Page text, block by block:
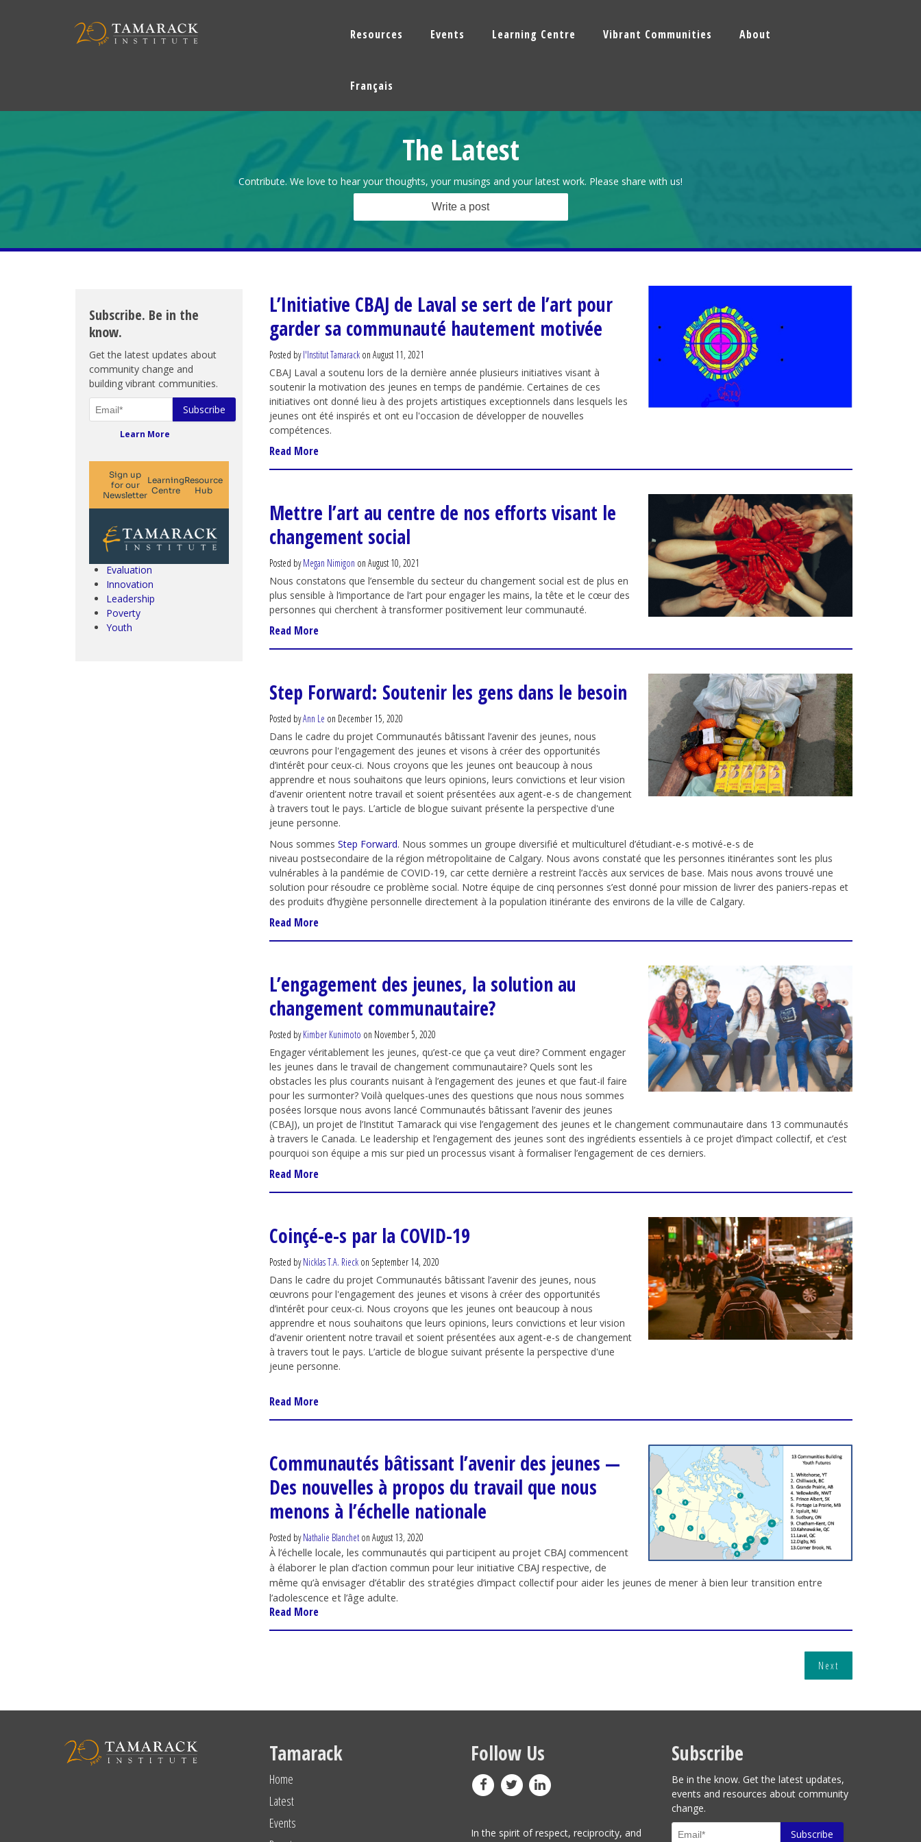
Resources Events Learning Centre Vibrant Communities About
Français
The Latest
Contribute. We love to hear your thoughts, your musings and your latest work. Please share with us!
Write a post
Subscribe. Be in the
know.
Get the latest updates about
community change and
building vibrant communities.
Learn More
Climate Change & SDGs
Collective Impact
Community Engagement
Community Development
Evaluation
Innovation
Leadership
Poverty
Youth
L’Initiative CBAJ de Laval se sert de l’art pour
garder sa communauté hautement motivée
Posted byl'Institut Tamarack on August 11, 2021
CBAJ Laval a soutenu lors de la dernière année plusieurs initiatives visant à
soutenir la motivation des jeunes en temps de pandémie. Certaines de ces
initiatives ont donné lieu à des projets artistiques exceptionnels dans lesquels les
jeunes ont été inspirés et ont eu l'occasion de développer de nouvelles
compétences.
Read More
Mettre l’art au centre de nos efforts visant le
changement social
Posted byMegan Nimigon on August 10, 2021
Nous constatons que l’ensemble du secteur du changement social est de plus en
plus sensible à l’importance de l’art pour engager les mains, la tête et le cœur des
personnes qui cherchent à transformer positivement leur communauté.
Read More
Step Forward: Soutenir les gens dans le besoin
Posted byAnn Le on December 15, 2020
Dans le cadre du projet Communautés bâtissant l’avenir des jeunes, nous
œuvrons pour l'engagement des jeunes et visons à créer des opportunités
d’intérêt pour ceux-ci. Nous croyons que les jeunes ont beaucoup à nous
apprendre et nous souhaitons que leurs opinions, leurs convictions et leur vision
d’avenir orientent notre travail et soient présentées aux agent-e-s de changement
à travers tout le pays. L’article de blogue suivant présente la perspective d'une
jeune personne.
Nous sommesStep Forward. Nous sommes un groupe diversifié et multiculturel d’étudiant-e-s motivé-e-s de
niveau postsecondaire de la région métropolitaine de Calgary. Nous avonsconstaté que les personnesitinérantes sont les plus
vulnérables à la pandémie de COVID-19, car cette dernière a restreintl’accès aux services de base. Mais nous avons trouvé une
solution pour résoudre ce problème social. Notre équipe de cinq personnes s’est donné pour mission de livrer des paniers-repas et
des produits d’hygiène personnelle directementà la population itinérante des environs de la ville de Calgary.
Read More
L’engagement des jeunes, la solution au
changement communautaire?
Posted byKimber Kunimoto on November 5, 2020
Engager véritablement les jeunes, qu’est-ce que ça veut dire? Comment engager
les jeunes dans le travail de changement communautaire? Quels sont les
obstacles les plus courants nuisant à l’engagement des jeunes et que faut-il faire
pour les surmonter? Voilà quelques-unes des questions que nous nous sommes
posées lorsque nous avons lancé Communautés bâtissant l’avenir des jeunes
(CBAJ), un projet de l’Institut Tamarack qui vise l’engagement des jeunes et le changement communautaire dans 13 communautés
à travers le Canada. Le leadership et l’engagement des jeunes sont des ingrédients essentiels à ce projet d’impact collectif, et c’est
pourquoi son équipe a mis sur pied un processus visant à formaliser l’engagement de ces derniers.
Read More
Coinçé-e-s par la COVID-19
Posted byNicklas T.A. Rieck on September 14, 2020
Dans le cadre du projet Communautés bâtissant l’avenir des jeunes, nous
œuvrons pour l'engagement des jeunes et visons à créer des opportunités
d’intérêt pour ceux-ci. Nous croyons que les jeunes ont beaucoup à nous
apprendre et nous souhaitons que leurs opinions, leurs convictions et leur vision
d’avenir orientent notre travail et soient présentées aux agent-e-s de changement
à travers tout le pays. L’article de blogue suivant présente la perspective d'une
jeune personne.
Read More
Communautés bâtissant l’avenir des jeunes —
Des nouvelles à propos du travail que nous
menons à l’échelle nationale
Posted byNathalie Blancheton August 13, 2020
À l’échelle locale, les communautés qui participent au projet CBAJ commencent
à élaborer le plan d’action commun pour leur initiative CBAJ respective, de
même qu’à envisager d’établir des stratégies d’impact collectif pour aider les jeunes de mener à bien leur transition entre
l’adolescence et l’âge adulte.
Read More
Next
Tamarack
Home
Latest
Events
Follow Us
In the spirit of respect, reciprocity, and
Subscribe
Be in the know. Get the latest updates,
events and resources about community
change.